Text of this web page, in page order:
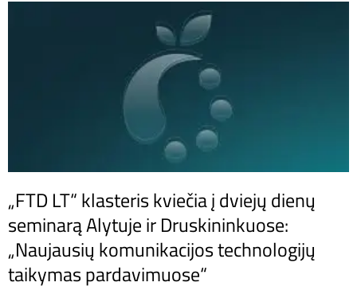
„FTD LT“ klasteris kviečia į dviejų dienų
seminarą Alytuje ir Druskininkuose:
„Naujausių komunikacijos technologijų
taikymas pardavimuose“